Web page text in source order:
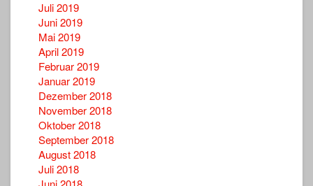
Juli 2019
Juni 2019
Mai 2019
April 2019
Februar 2019
Januar 2019
Dezember 2018
November 2018
Oktober 2018
September 2018
August 2018
Juli 2018